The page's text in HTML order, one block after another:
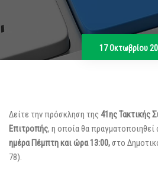
17 Οκτωβρίου
Δείτε την πρόσκληση της 41ης Τακτικής
Επιτροπής, η οποία θα πραγματοποιηθεί
ημέρα Πέμπτη και ώρα 13:00,στο
78).